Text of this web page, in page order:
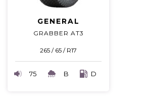
GENERAL
GRABBER AT3
265 / 65 / R17
75 B D